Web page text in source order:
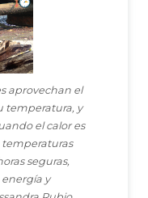
aprovechan el
temperatura, y
el calor es
seguras,
y